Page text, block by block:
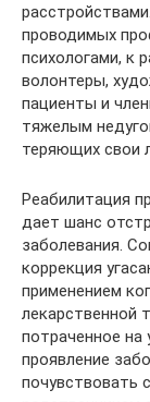
проводимых
психологами, к
волонтеры,
пациенты и
тяжелым
теряющих свои
Реабилитация
дает шанс
заболевания.
коррекция
применением
лекарственной
потраченное на
проявление
почувствовать